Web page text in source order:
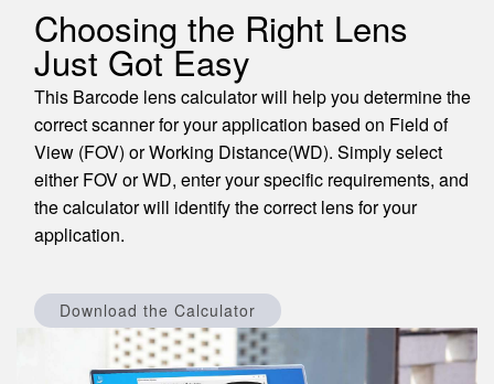
Choosing the Right Lens
Just Got Easy
This Barcode lens calculator will help you determine the
correct scanner for your application based on Field of
View (FOV) or Working Distance(WD). Simply select
either FOV or WD, enter your specific requirements, and
the calculator will identify the correct lens for your
application.
Download the Calculator